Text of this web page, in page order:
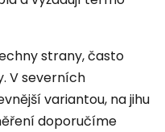
strany, často
V severních
variantou, na jihu
doporučíme